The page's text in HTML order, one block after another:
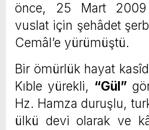
önce, 25 Mart 2009
vuslat için şehâdet
Cemâl’e yürümüştü.
Bir ömürlük hayat
Kıble yürekli, “Gül”
Hz. Hamza duruşlu,
ülkü devi olarak ve